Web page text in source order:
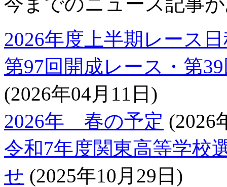
2026年度上半期レース
第97回開成レース・第
(2026年04月11日)
2026年 春の予定 (2026
令和7年度関東高等学
せ (2025年10月29日)